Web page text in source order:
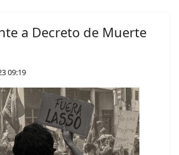
a Decreto de Muerte
09:19